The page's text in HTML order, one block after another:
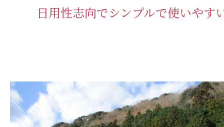
日用性志向でシンプルで使いやす